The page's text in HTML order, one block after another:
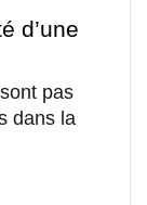
d’une
pas
dans la